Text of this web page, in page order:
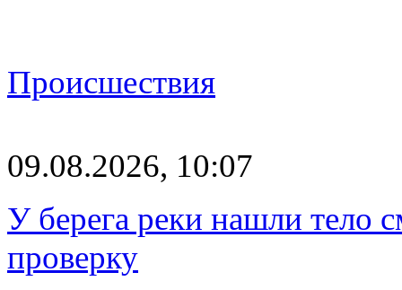
Происшествия
09.08.2026, 10:07
У берега реки нашли тело
проверку